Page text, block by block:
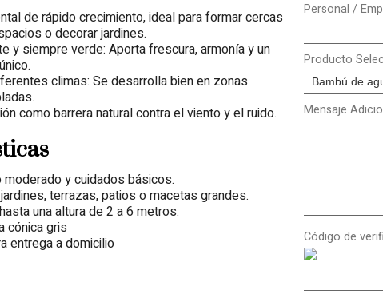
de rápido crecimiento, ideal para formar cercas
o decorar jardines.
y siempre verde: Aporta frescura, armonía y un
climas: Se desarrolla bien en zonas
como barrera natural contra el viento y el ruido.
moderado y cuidados básicos.
terrazas, patios o macetas grandes.
una altura de 2 a 6 metros.
cónica gris
entrega a domicilio
Personal /
Producto
Mensaje
Código de